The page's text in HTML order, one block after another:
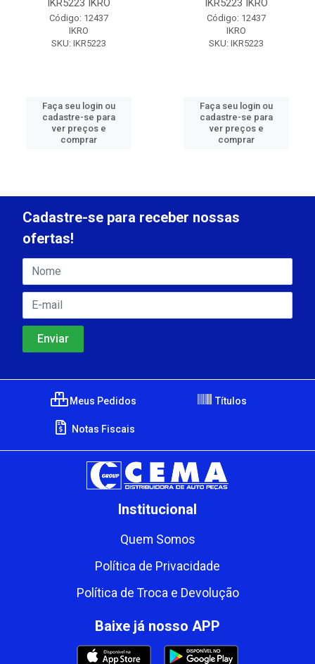
IKR5223 IKRO
Código: 12437
IKRO
SKU: IKR5223
Faça seu login ou
cadastre-se para
ver preços e
comprar
IKR5223 IKRO
Código: 12437
IKRO
SKU: IKR5223
Faça seu login ou
cadastre-se para
ver preços e
comprar
Cadastre-se para receber nossas
ofertas!
Meus Pedidos Títulos
Notas Fiscais
Institucional
Quem Somos
Política de Privacidade
Política de Troca e Devolução
Baixe já nosso APP